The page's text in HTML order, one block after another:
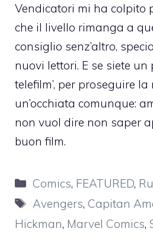
Vendicatori mi ha colpito
che il livello rimanga a
consiglio senz’altro,
nuovi lettori. E se siete un
telefilm’, per proseguire
un’occhiata comunque:
non vuol dire non saper
buon film.
Categorie
Comics, FEATURED,
Tag
Avengers, Capitan
Hickman, Marvel Comics,